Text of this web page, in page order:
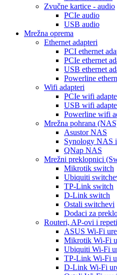
Zvučne kartice - audio
PCIe audio
USB audio
Mrežna oprema
Ethernet adapteri
PCI ethernet
PCIe ethernet
USB ethernet
Powerline
Wifi adapteri
PCIe wifi
USB wifi
Powerline wifi
Mrežna pohrana
Asustor NAS
Synology NAS
QNap NAS
Mrežni preklopnici
Mikrotik switch
Ubiquiti
TP-Link switch
D-Link switch
Ostali switchevi
Dodaci za
Routeri, AP-ovi i
ASUS Wi-Fi
Mikrotik Wi-Fi
Ubiquiti Wi-Fi
TP-Link Wi-Fi
D-Link Wi-Fi